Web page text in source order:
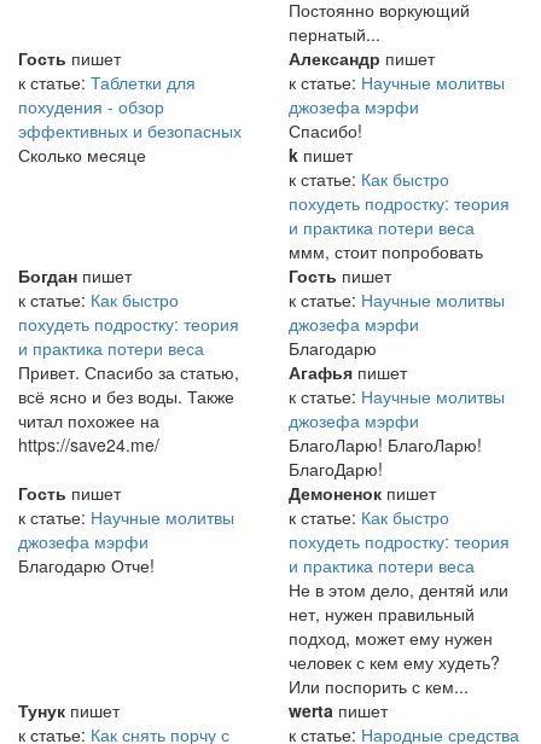
Постоянно воркующий
пернатый...
Гость пишет
к статье: Таблетки для
похудения - обзор
эффективных и безопасных
Сколько месяце
Александр пишет
к статье: Научные молитвы
джозефа мэрфи
Спасибо!
k пишет
к статье: Как быстро
похудеть подростку: теория
и практика потери веса
ммм, стоит попробовать
Богдан пишет
к статье: Как быстро
похудеть подростку: теория
и практика потери веса
Привет. Спасибо за статью,
всё ясно и без воды. Также
читал похожее на
https://save24.me/
Гость пишет
к статье: Научные молитвы
джозефа мэрфи
Благодарю
Агафья пишет
к статье: Научные молитвы
джозефа мэрфи
БлагоЛарю! БлагоЛарю!
БлагоДарю!
Гость пишет
к статье: Научные молитвы
джозефа мэрфи
Благодарю Отче!
Демоненок пишет
к статье: Как быстро
похудеть подростку: теория
и практика потери веса
Не в этом дело, дентяй или
нет, нужен правильный
подход, может ему нужен
человек с кем ему худеть?
Или поспорить с кем...
Тунук пишет
к статье: Как снять порчу с
werta пишет
к статье: Народные средства